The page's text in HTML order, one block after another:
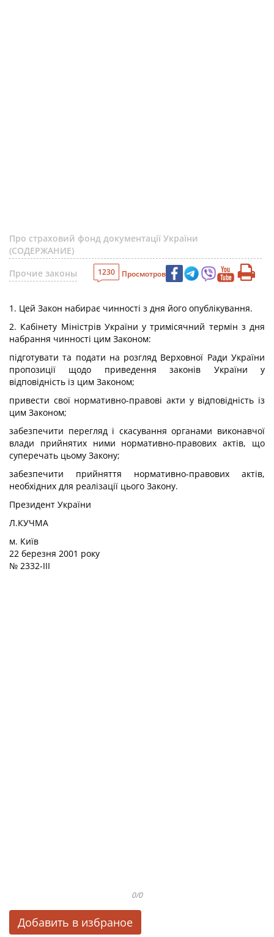
Про страховий фонд документації України
(СОДЕРЖАНИЕ)
Прочие законы
1230 Просмотров
1. Цей Закон набирає чинності з дня його опублікування.
2. Кабінету Міністрів України у тримісячний термін з дня
набрання чинності цим Законом:
підготувати та подати на розгляд Верховної Ради України
пропозиції щодо приведення законів України у
відповідність із цим Законом;
привести свої нормативно-правові акти у відповідність із
цим Законом;
забезпечити перегляд і скасування органами виконавчої
влади прийнятих ними нормативно-правових актів, що
суперечать цьому Закону;
забезпечити прийняття нормативно-правових актів,
необхідних для реалізації цього Закону.
Президент України
Л.КУЧМА
м. Київ
22 березня 2001 року
№ 2332-III
0/0
Добавить в избраное